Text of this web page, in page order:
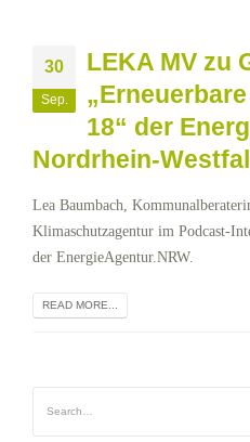
30
Sep.
LEKA MV zu
18“ der
Nordrhein-
Lea Baumbach,
Klimaschutzagentur im Podcast-
der EnergieAgentur.NRW.
READ MORE...